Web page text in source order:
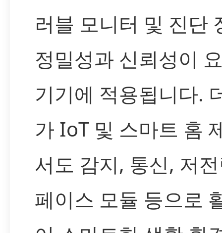
러블 모니터 및 진단
정밀성과 신뢰성이
기기에 적용됩니다.
가 IoT 및 스마트 홈
서도 감지, 통신, 저
페이스 모듈 등으로